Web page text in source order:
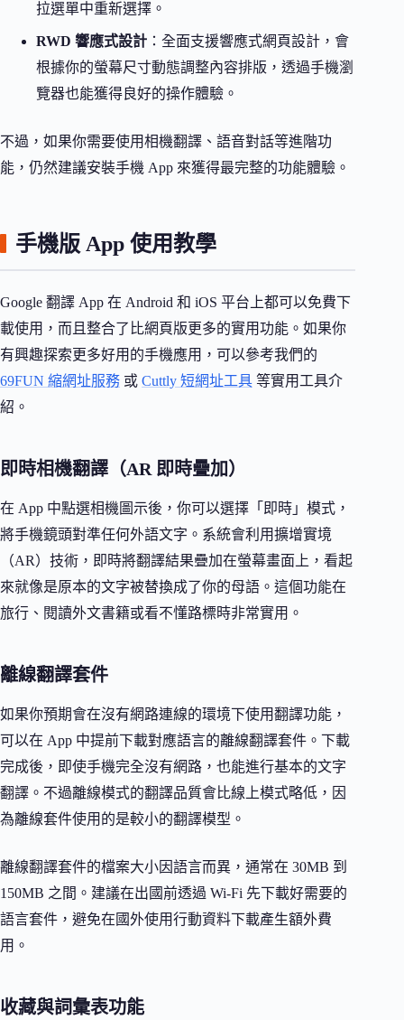
拉選單中重新選擇。
RWD 響應式設計 ：全面支援響應式網頁設計，會
根據你的螢幕尺寸動態調整內容排版，透過手機瀏
覽器也能獲得良好的操作體驗。
不過，如果你需要使用相機翻譯、語音對話等進階功
能，仍然建議安裝手機 App 來獲得最完整的功能體驗。
手機版 App 使用教學
Google 翻譯 App 在 Android 和 iOS 平台上都可以免費下
載使用，而且整合了比網頁版更多的實用功能。如果你
有興趣探索更多好用的手機應用，可以參考我們的
69FUN 縮網址服務 或 Cuttly 短網址工具 等實用工具介
紹。
即時相機翻譯（AR 即時疊加）
在 App 中點選相機圖示後，你可以選擇「即時」模式，
將手機鏡頭對準任何外語文字。系統會利用擴增實境
（AR）技術，即時將翻譯結果疊加在螢幕畫面上，看起
來就像是原本的文字被替換成了你的母語。這個功能在
旅行、閱讀外文書籍或看不懂路標時非常實用。
離線翻譯套件
如果你預期會在沒有網路連線的環境下使用翻譯功能，
可以在 App 中提前下載對應語言的離線翻譯套件。下載
完成後，即使手機完全沒有網路，也能進行基本的文字
翻譯。不過離線模式的翻譯品質會比線上模式略低，因
為離線套件使用的是較小的翻譯模型。
離線翻譯套件的檔案大小因語言而異，通常在 30MB 到
150MB 之間。建議在出國前透過 Wi-Fi 先下載好需要的
語言套件，避免在國外使用行動資料下載產生額外費
用。
收藏與詞彙表功能